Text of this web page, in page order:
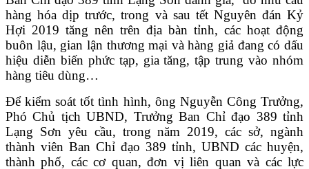
hàng hóa dịp trước, trong và sau tết Nguyên đán Kỷ
Hợi 2019 tăng nên trên địa bàn tỉnh, các hoạt động
buôn lậu, gian lận thương mại và hàng giả đang có dấu
hiệu diễn biến phức tạp, gia tăng, tập trung vào nhóm
hàng tiêu dùng…
Để kiểm soát tốt tình hình, ông Nguyễn Công Trưởng,
Phó Chủ tịch UBND, Trưởng Ban Chỉ đạo 389 tỉnh
Lạng Sơn yêu cầu, trong năm 2019, các sở, ngành
thành viên Ban Chỉ đạo 389 tỉnh, UBND các huyện,
thành phố, các cơ quan, đơn vị liên quan và các lực